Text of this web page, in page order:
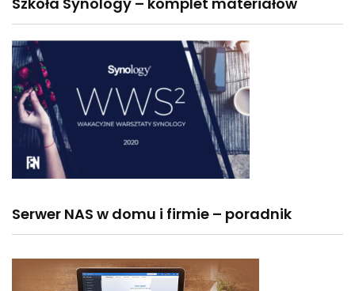
Serwer NAS w domu i firmie – poradnik